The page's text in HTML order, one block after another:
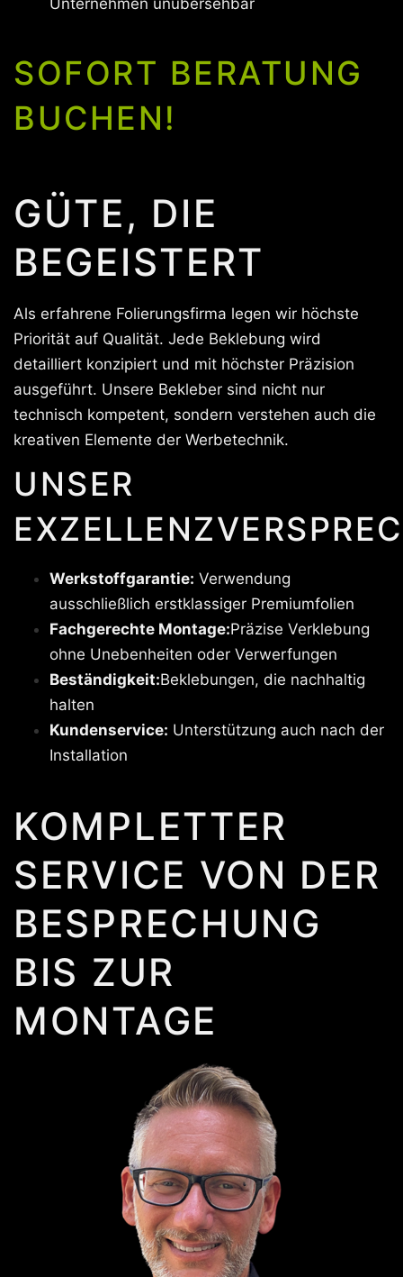
SOFORT BERATUNG
BUCHEN!
GÜTE, DIE
BEGEISTERT
Als erfahrene Folierungsfirma legen wir höchste
Priorität auf Qualität. Jede Beklebung wird
detailliert konzipiert und mit höchster Präzision
ausgeführt. Unsere Bekleber sind nicht nur
technisch kompetent, sondern verstehen auch die
kreativen Elemente der Werbetechnik.
UNSER
Werkstoffgarantie: Verwendung
ausschließlich erstklassiger Premiumfolien
Fachgerechte Montage:Präzise Verklebung
ohne Unebenheiten oder Verwerfungen
Beständigkeit:Beklebungen, die nachhaltig
halten
Kundenservice: Unterstützung auch nach der
Installation
KOMPLETTER
SERVICE VON DER
BESPRECHUNG
BIS ZUR
MONTAGE